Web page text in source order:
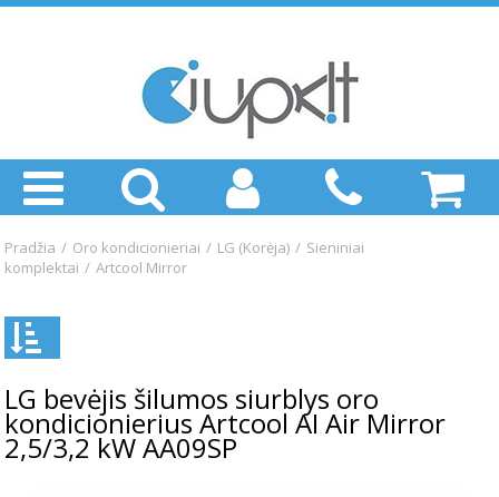
Pradžia / Oro kondicionieriai / LG (Korėja) / Sieniniai
komplektai / Artcool Mirror
LG bevėjis šilumos siurblys oro
kondicionierius Artcool AI Air Mirror
2,5/3,2 kW AA09SP